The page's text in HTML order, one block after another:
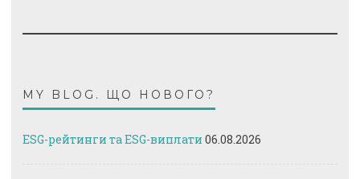
MY BLOG. ЩО НОВОГО?
ESG-рейтинги та ESG-виплати 06.08.2026